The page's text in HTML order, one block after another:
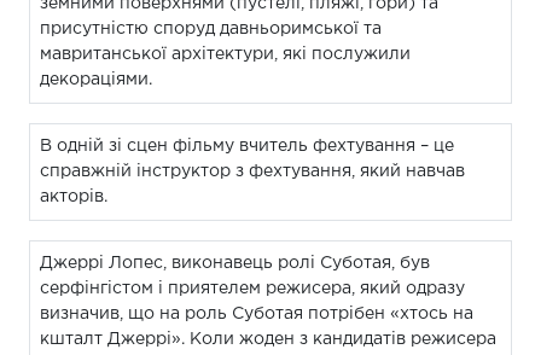
земними поверхнями (пустелі, пляжі, гори) та
присутністю споруд давньоримської та
мавританської архітектури, які послужили
декораціями.
В одній зі сцен фільму вчитель фехтування – це
справжній інструктор з фехтування, який навчав
акторів.
Джеррі Лопес, виконавець ролі Суботая, був
серфінгістом і приятелем режисера, який одразу
визначив, що на роль Суботая потрібен «хтось на
кшталт Джеррі». Коли жоден з кандидатів режисера